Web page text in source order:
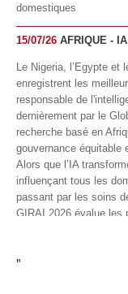
domestiques
15/07/26 AFRIQUE - IA
Le Nigeria, l’Egypte et
enregistrent les
responsable de
dernièrement par le
recherche basé en
gouvernance équitable
Alors que l’IA
influençant tous les
passant par les soins
GIRAI 2026 évalue les
conditions générales
technologie.
"